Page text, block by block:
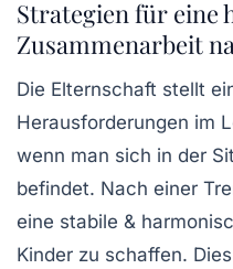
Strategien für eine
Zusammenarbeit
Die Elternschaft stellt
Herausforderungen im
wenn man sich in der
befindet. Nach einer
eine stabile &
Kinder zu schaffen.